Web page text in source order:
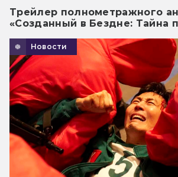
Трейлер полнометражного
«Созданный в Бездне: Тайна
Новости